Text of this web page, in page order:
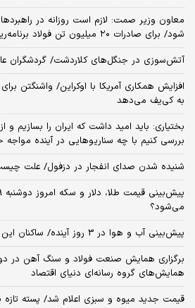
معاون وزیر صمت: لازم است روزانه در
شود/ برای صادرات ۲۰ میلیون تن فولاد برنامه‌ریزی می‌شود
آتش‌سوزی در جنگل‌های کلاردشت/ گردشگران
افزایش همکاری آمریکا با اوکراین/ واشنگتن
به کی‌یف می‌دهد
بختیاری: باید امید داشت که ایران را بسازیم و
بررسی کنیم با چه سناریوهایی در آینده
شنیده شدن صدای انفجار در دزفول/ علت
می‌شود؟
پیش‌بینی آب و هوا در 3 روز آینده/ ساکنان این استان‌ها منتظر باران باشند
برگزاری همایش صنعت فولاد و سنگ آهن در
همایش‌های گروه رسانه‌ای دنیای اقتصاد
قیمت جدید میوه و سبزی اعلام شد/ پسته